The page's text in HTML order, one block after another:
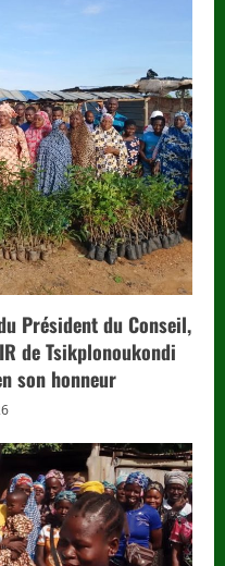
Président du Conseil,
de Tsikplonoukondi
son honneur